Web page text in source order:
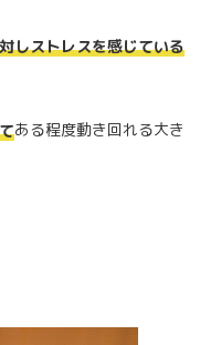
しストレスを感じている
ある程度動き回れる大き